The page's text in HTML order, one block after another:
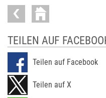
TEILEN AUF
Teilen auf Facebook
Teilen auf X